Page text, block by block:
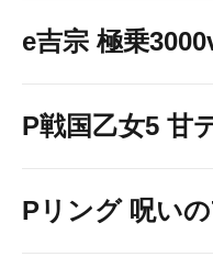
e吉宗 極乗
P戦国乙女5 甘
Pリング 呪い